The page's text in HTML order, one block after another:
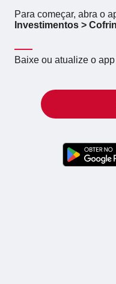
Para começar, abra o
Investimentos >
Baixe ou atualize o